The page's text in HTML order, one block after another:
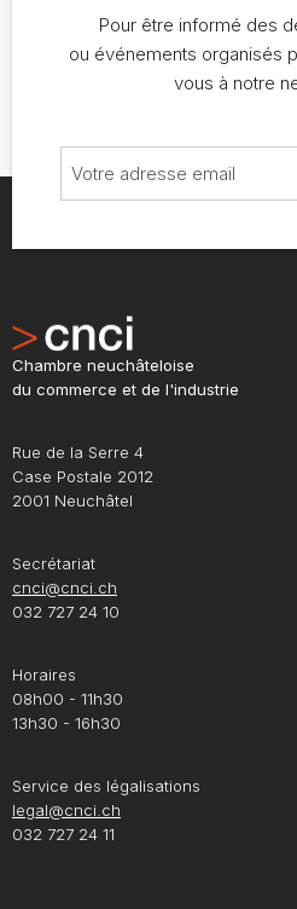
Pour être informé des
ou événements organisés
vous à notre
Chambre neuchâteloise
du commerce et de l'industrie
Rue de la Serre 4
Case Postale 2012
2001 Neuchâtel
Secrétariat
cnci@cnci.ch
032 727 24 10
Horaires
08h00 - 11h30
13h30 - 16h30
Service des légalisations
legal@cnci.ch
032 727 24 11